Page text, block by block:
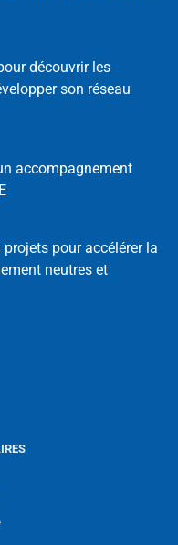
découvrir les
son réseau
accompagnement
pour accélérer la
neutres et